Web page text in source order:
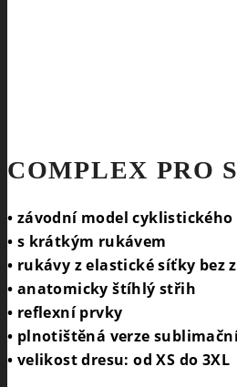
COMPLEX PRO
• závodní model cyklistického
• s krátkým rukávem
• rukávy z elastické síťky bez
• anatomicky štíhlý střih
• reflexní prvky
• plnotištěná verze
• velikost dresu: od XS do 3XL